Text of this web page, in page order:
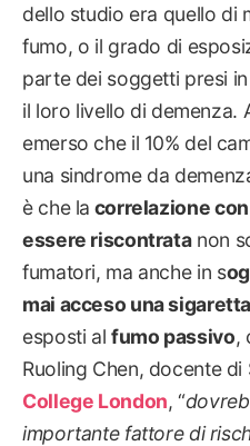
dello studio era quello di
fumo, o il grado di
parte dei soggetti presi
il loro livello di demenza.
emerso che il 10% del
una sindrome da
è che la correlazione
essere riscontratanon
fumatori, ma anche in s
mai acceso una sigaretta
esposti al fumo passivo,
Ruoling Chen, docente di
College London, “
importante fattore di